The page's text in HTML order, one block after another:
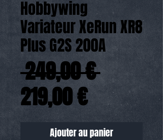
Hobbywing
Variateur XeRun XR8
Plus G2S 200A
249,00 € Prix
original
219,00 €Prix
Ajouter au panier